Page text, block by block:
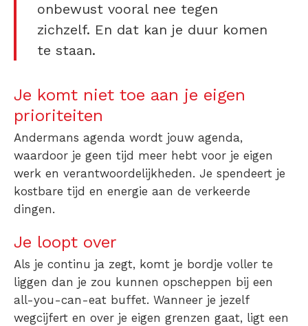
onbewust vooral nee tegen
zichzelf. En dat kan je duur komen
te staan.
Je komt niet toe aan je eigen
prioriteiten
Andermans agenda wordt jouw agenda,
waardoor je geen tijd meer hebt voor je eigen
werk en verantwoordelijkheden. Je spendeert je
kostbare tijd en energie aan de verkeerde
dingen.
Je loopt over
Als je continu ja zegt, komt je bordje voller te
liggen dan je zou kunnen opscheppen bij een
all-you-can-eat buffet. Wanneer je jezelf
wegcijfert en over je eigen grenzen gaat, ligt een